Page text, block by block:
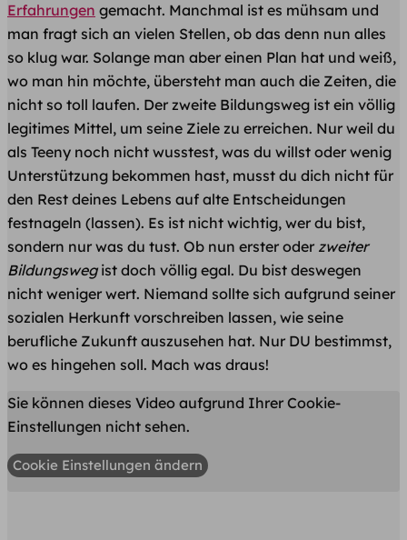
Erfahrungen gemacht. Manchmal ist es mühsam und
man fragt sich an vielen Stellen, ob das denn nun alles
so klug war. Solange man aber einen Plan hat und weiß,
wo man hin möchte, übersteht man auch die Zeiten, die
nicht so toll laufen. Der zweite Bildungsweg ist ein völlig
legitimes Mittel, um seine Ziele zu erreichen. Nur weil du
als Teeny noch nicht wusstest, was du willst oder wenig
Unterstützung bekommen hast, musst du dich nicht für
den Rest deines Lebens auf alte Entscheidungen
festnageln (lassen). Es ist nicht wichtig, wer du bist,
sondern nur was du tust. Ob nun erster oder zweiter
Bildungswegist doch völlig egal. Du bist deswegen
nicht weniger wert. Niemand sollte sich aufgrund seiner
sozialen Herkunft vorschreiben lassen, wie seine
berufliche Zukunft auszusehen hat. Nur DU bestimmst,
wo es hingehen soll. Mach was draus!
Sie können dieses Video aufgrund Ihrer Cookie-
Einstellungen nicht sehen.
Cookie Einstellungen ändern